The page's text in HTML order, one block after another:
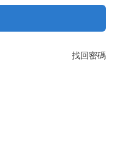
找回密碼